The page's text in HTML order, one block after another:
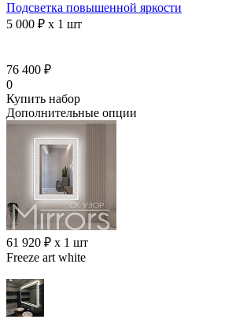
Подсветка повышенной яркости
5 000 ₽ x 1 шт
76 400 ₽
0
Купить набор
Дополнительные опции
61 920 ₽ x 1 шт
Freeze art white